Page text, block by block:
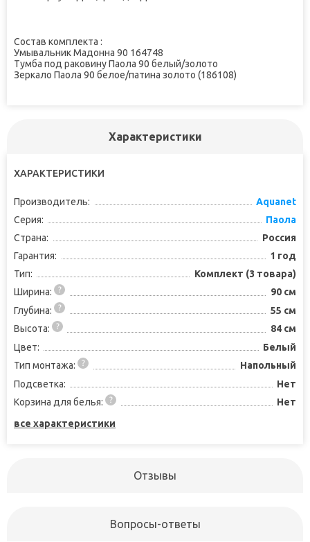
Состав комплекта :
Умывальник Мадонна 90 164748
Тумба под раковину Паола 90 белый/золото
Зеркало Паола 90 белое/патина золото (186108)
Характеристики
ХАРАКТЕРИСТИКИ
Производитель:
Aquanet
Серия:
Паола
Страна:
Россия
Гарантия:
1 год
Тип:
Комплект (3 товара)
Ширина:
90 см
Глубина:
55 см
Высота:
84 см
Цвет:
Белый
Тип монтажа:
Напольный
Подсветка:
Нет
Корзина для белья:
Нет
все характеристики
Отзывы
Вопросы-ответы